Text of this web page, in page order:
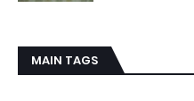
MAIN TAGS